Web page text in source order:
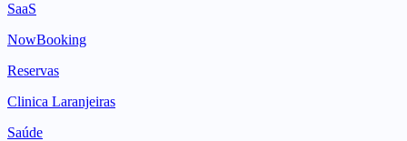
SaaS
NowBooking
Reservas
Clinica Laranjeiras
Saúde